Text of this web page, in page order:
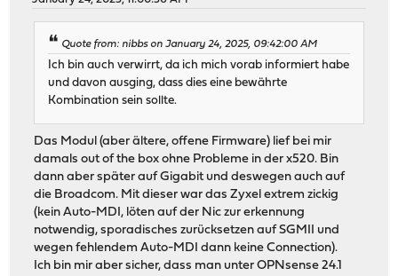
Quote from: nibbs on January 24, 2025, 09:42:00 AM
Ich bin auch verwirrt, da ich mich vorab informiert habe
und davon ausging, dass dies eine bewährte
Kombination sein sollte.
Das Modul (aber ältere, offene Firmware) lief bei mir
damals out of the box ohne Probleme in der x520. Bin
dann aber später auf Gigabit und deswegen auch auf
die Broadcom. Mit dieser war das Zyxel extrem zickig
(kein Auto-MDI, löten auf der Nic zur erkennung
notwendig, sporadisches zurücksetzen auf SGMII und
wegen fehlendem Auto-MDI dann keine Connection).
Ich bin mir aber sicher, dass man unter OPNsense 24.1